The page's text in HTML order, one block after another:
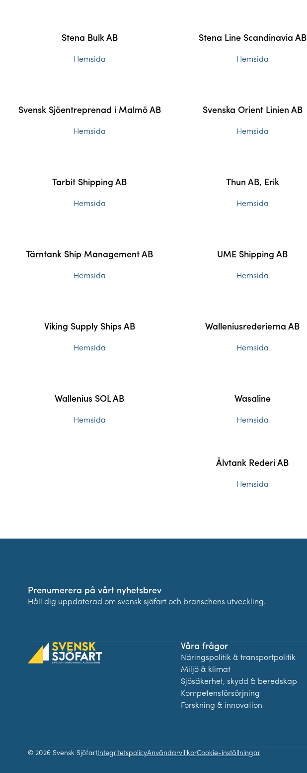
Stena Bulk AB
Hemsida
Stena Line Scandinavia AB
Hemsida
Svensk Sjöentreprenad i Malmö AB
Hemsida
Svenska Orient Linien AB
Hemsida
Tarbit Shipping AB
Hemsida
Thun AB, Erik
Hemsida
Tärntank Ship Management AB
Hemsida
UME Shipping AB
Hemsida
Viking Supply Ships AB
Hemsida
Walleniusrederierna AB
Hemsida
Wallenius SOL AB
Hemsida
Wasaline
Hemsida
Älvtank Rederi AB
Hemsida
Prenumerera på vårt nyhetsbrev
Håll dig uppdaterad om svensk sjöfart och branschens utveckling.
Våra frågor
Näringspolitik & transportpolitik
Miljö & klimat
Sjösäkerhet, skydd & beredskap
Kompetensförsörjning
Forskning & innovation
© 2026 Svensk SjöfartIntegritetspolicyAnvändarvillkorCookie-inställningar